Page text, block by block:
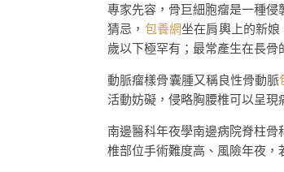
專家先容，骨巨細胞瘤是一種
猜忌， 包養網坐在肩輿上的新
歲以下極罕有；最常產生在長
動脈瘤樣骨囊腫又稱良性骨動脈
活動妨礙，侵略胸腰椎可以呈
南邊醫科年夜學南邊病院脊柱
椎部位手術難度高、風險年夜，